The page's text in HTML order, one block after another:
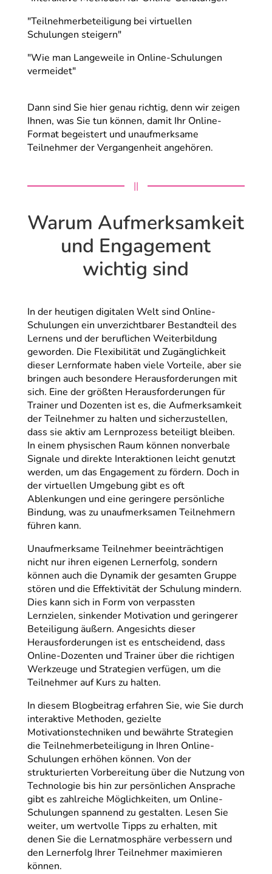
"Teilnehmerbeteiligung bei virtuellen
Schulungen steigern"
"Wie man Langeweile in Online-Schulungen
vermeidet"
Dann sind Sie hier genau richtig, denn wir zeigen
Ihnen, was Sie tun können, damit Ihr Online-
Format begeistert und unaufmerksame
Teilnehmer der Vergangenheit angehören.
||
Warum Aufmerksamkeit
und Engagement
wichtig sind
In der heutigen digitalen Welt sind Online-
Schulungen ein unverzichtbarer Bestandteil des
Lernens und der beruflichen Weiterbildung
geworden. Die Flexibilität und Zugänglichkeit
dieser Lernformate haben viele Vorteile, aber sie
bringen auch besondere Herausforderungen mit
sich. Eine der größten Herausforderungen für
Trainer und Dozenten ist es, die Aufmerksamkeit
der Teilnehmer zu halten und sicherzustellen,
dass sie aktiv am Lernprozess beteiligt bleiben.
In einem physischen Raum können nonverbale
Signale und direkte Interaktionen leicht genutzt
werden, um das Engagement zu fördern. Doch in
der virtuellen Umgebung gibt es oft
Ablenkungen und eine geringere persönliche
Bindung, was zu unaufmerksamen Teilnehmern
führen kann.
Unaufmerksame Teilnehmer beeinträchtigen
nicht nur ihren eigenen Lernerfolg, sondern
können auch die Dynamik der gesamten Gruppe
stören und die Effektivität der Schulung mindern.
Dies kann sich in Form von verpassten
Lernzielen, sinkender Motivation und geringerer
Beteiligung äußern. Angesichts dieser
Herausforderungen ist es entscheidend, dass
Online-Dozenten und Trainer über die richtigen
Werkzeuge und Strategien verfügen, um die
Teilnehmer auf Kurs zu halten.
In diesem Blogbeitrag erfahren Sie, wie Sie durch
interaktive Methoden, gezielte
Motivationstechniken und bewährte Strategien
die Teilnehmerbeteiligung in Ihren Online-
Schulungen erhöhen können. Von der
strukturierten Vorbereitung über die Nutzung von
Technologie bis hin zur persönlichen Ansprache
gibt es zahlreiche Möglichkeiten, um Online-
Schulungen spannend zu gestalten. Lesen Sie
weiter, um wertvolle Tipps zu erhalten, mit
denen Sie die Lernatmosphäre verbessern und
den Lernerfolg Ihrer Teilnehmer maximieren
können.